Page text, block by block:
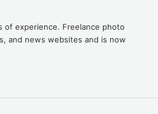
of experience. Freelance photo
and news websites and is now